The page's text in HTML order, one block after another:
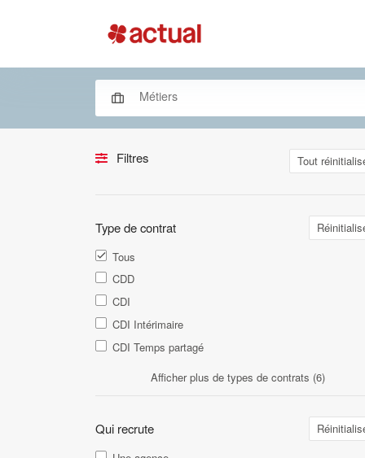
Filtres Tout
Type de contrat
Tous
CDD
CDI
CDI Intérimaire
CDI Temps partagé
Afficher plus de types de contrats (6)
Qui recrute